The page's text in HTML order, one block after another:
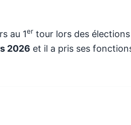
au 1er tour lors des élections
2026 et il a pris ses